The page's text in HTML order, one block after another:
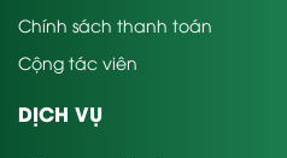
Chính sách thanh toán
Cộng tác viên
DỊCH VỤ